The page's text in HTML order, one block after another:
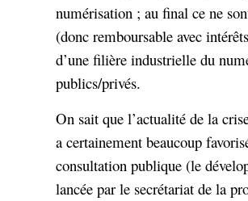
numérisation ; au final ce ne
(donc remboursable avec
d’une filière industrielle du
publics/privés.
On sait que l’actualité de la
a certainement beaucoup
consultation publique (le
lancée par le secrétariat de la